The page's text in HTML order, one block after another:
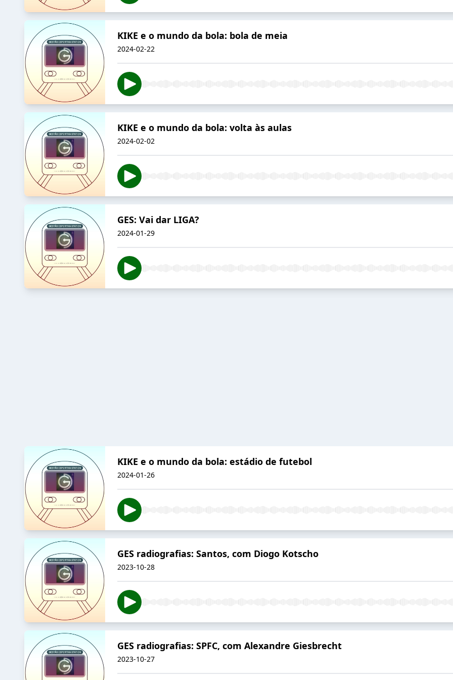
KIKE e o mundo da bola: bola de meia
2024-02-22
KIKE e o mundo da bola: volta às aulas
2024-02-02
GES: Vai dar LIGA?
2024-01-29
KIKE e o mundo da bola: estádio de futebol
2024-01-26
GES radiografias: Santos, com Diogo Kotscho
2023-10-28
GES radiografias: SPFC, com Alexandre Giesbrecht
2023-10-27